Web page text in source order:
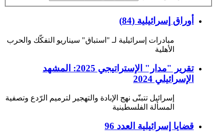
أوراق إسرائيلية (84)
مبادرات إسرائيلية لـ "استباق" سيناريو التفكّك والحرب
الأهلية
تقرير "مدار" الإستراتيجي 2025: المشهد
الإسرائيلي 2024
إسرائيل تتبنّى نهج الإبادة والتهجير لترميم الرّدع وتصفية
المسألة الفلسطينية
قضايا إسرائيلية العدد 96